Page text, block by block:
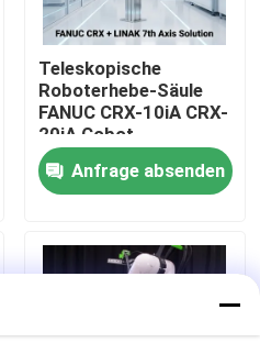
Teleskopische
Roboterhebe-Säule
FANUC CRX-10iA CRX-
20iA Cobot-
Palletierung Handling-
Kollaborationsroboter
Anfrage absenden